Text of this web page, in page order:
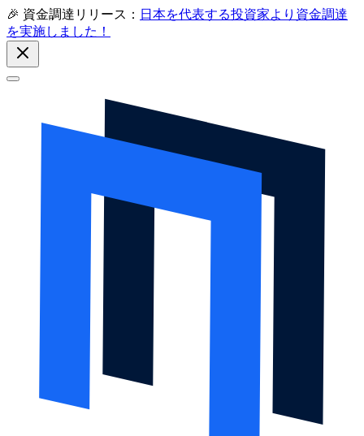
🎉 資金調達リリース： 日本を代表する投資家より資金調達
を実施しました！